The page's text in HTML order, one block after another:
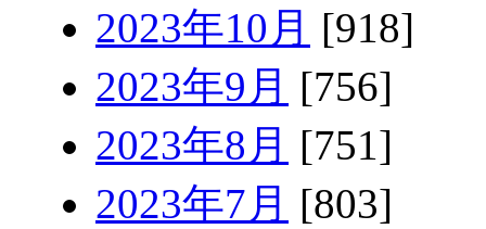
2023年10月 [918]
2023年9月 [756]
2023年8月 [751]
2023年7月 [803]